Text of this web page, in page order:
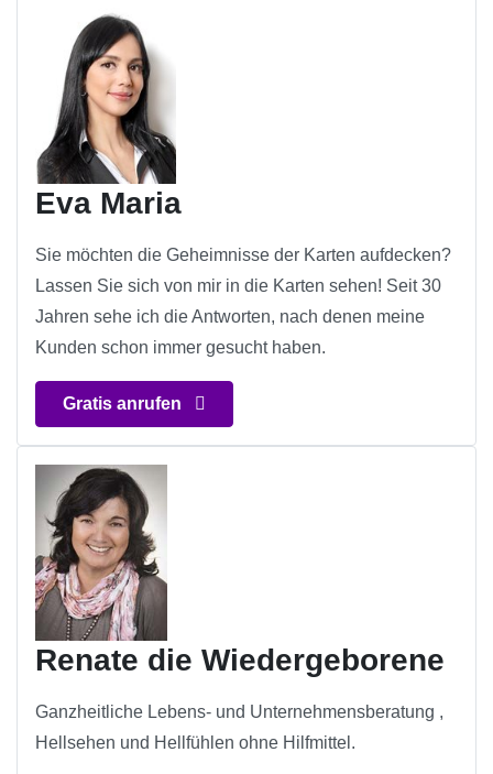
Eva Maria
Sie möchten die Geheimnisse der Karten aufdecken?
Lassen Sie sich von mir in die Karten sehen! Seit 30
Jahren sehe ich die Antworten, nach denen meine
Kunden schon immer gesucht haben.
Gratis anrufen
Renate die Wiedergeborene
Ganzheitliche Lebens- und Unternehmensberatung ,
Hellsehen und Hellfühlen ohne Hilfmittel.